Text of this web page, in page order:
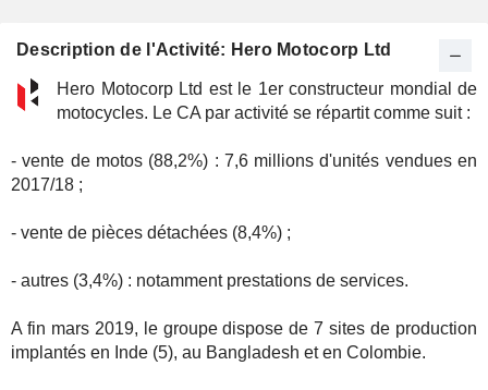
Description de l'Activité: Hero Motocorp Ltd
Hero Motocorp Ltd est le 1er constructeur mondial de
motocycles. Le CA par activité se répartit comme suit :
- vente de motos (88,2%) : 7,6 millions d'unités vendues en
2017/18 ;
- vente de pièces détachées (8,4%) ;
- autres (3,4%) : notamment prestations de services.
A fin mars 2019, le groupe dispose de 7 sites de production
implantés en Inde (5), au Bangladesh et en Colombie.